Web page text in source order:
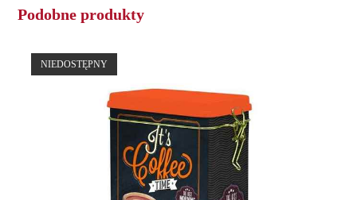
Podobne produkty
NIEDOSTĘPNY